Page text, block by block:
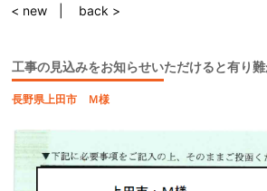
< new back >
工事の見込みをお知らせいただけると有り
長野県上田市 Ｍ様